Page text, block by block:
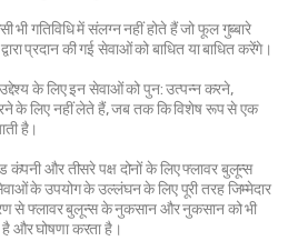
गतिविधि में संलग्न नहीं होते हैं जो फूल गुब्बारे
प्रदान की गई सेवाओं को बाधित या बाधित करेंगे।
के लिए इन सेवाओं को पुन: उत्पन्न करने,
के लिए नहीं लेते हैं, जब तक कि विशेष रूप से एक
है।
और तीसरे पक्ष दोनों के लिए फ्लावर बुलून्स
के उपयोग के उल्लंघन के लिए पूरी तरह जिम्मेदार
से फ्लावर बुलून्स के नुकसान और नुकसान को भी
है और घोषणा करता है।